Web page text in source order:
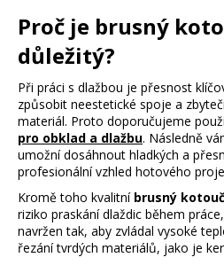
a
p
r
v
k
y
v
ý
p
i
s
v
á
Proč je brusný
důležitý?
Při práci s dlažbou je přesnost
způsobit neestetické spoje a
materiál. Proto doporučujeme
pro obklad a dlažbu. Následně
umožní dosáhnout hladkých a
profesionální vzhled hotového
Kromě toho kvalitní brusný
riziko praskání dlaždic během
navržen tak, aby zvládal vysoké
řezání tvrdých materiálů, jako je